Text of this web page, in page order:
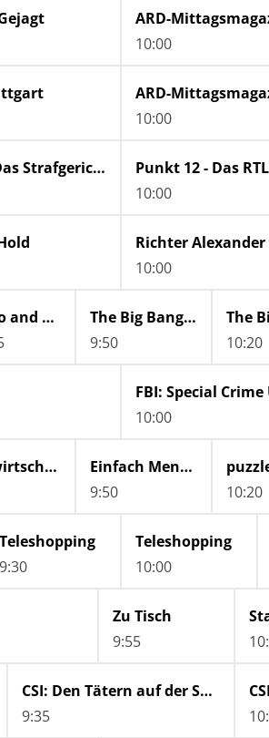
ARD-
10:00
ARD-
10:00
Barbara Salesch - Das Strafgericht
Punkt 12 - Das
10:00
Richter Alexander
10:00
Two and a Half Men
The Big Bang Theory
9:50
10:20
FBI: Special
10:00
Landwirtschaft trotz allem - Aufbruch ins harte Bauernleben
Einfach Mensch
9:50
10:20
Teleshopping
9:30
Teleshopping
10:00
Zu Tisch
9:55
CSI: Den Tätern auf der Spur
9:35